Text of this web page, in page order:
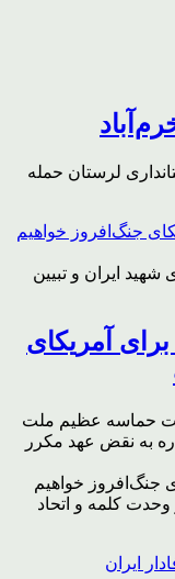
لرستان حمله
ایران و تبیین
آمریکای
حماسه عظیم ملت
به نقض عهد مکرر
جنگ‌افروز خواهیم
کلمه و اتحاد